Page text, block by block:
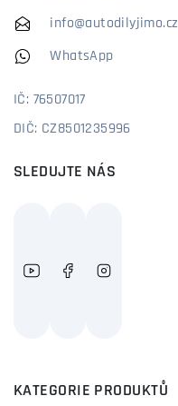
info@autodilyjimo.cz
WhatsApp
IČ: 76507017
DIČ: CZ8501235996
SLEDUJTE NÁS
KATEGORIE PRODUKTŮ